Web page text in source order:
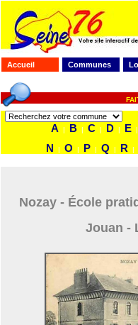
Accueil Communes
A | B | C | D | E |
N
| O | P | Q | R |
Nozay - École
Jouan -